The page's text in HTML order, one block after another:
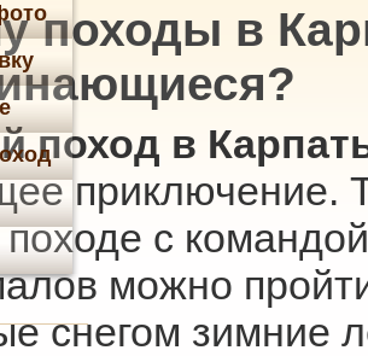
походы в
поход в
приключение.
с
можно
снегом зимние